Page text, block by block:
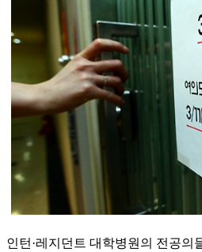
인턴·레지던트 대학병원의 전공의